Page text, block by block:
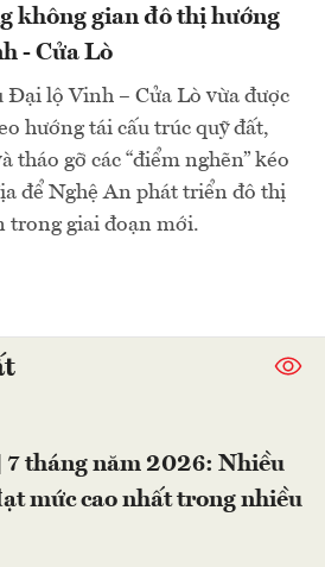
không gian đô thị hướng
- Cửa Lò
Đại lộ Vinh – Cửa Lò vừa được
hướng tái cấu trúc quỹ đất,
tháo gỡ các “điểm nghẽn” kéo
để Nghệ An phát triển đô thị
trong giai đoạn mới.
tháng năm 2026: Nhiều
mức cao nhất trong nhiều